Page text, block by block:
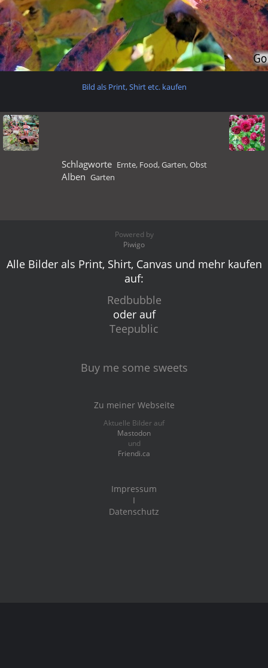
Bild als Print, Shirt etc. kaufen
Schlagworte Ernte, Food,Garten,Obst
Alben Garten
Powered by
Piwigo
Alle Bilder als Print, Shirt, Canvas und mehr kaufen
auf:
Redbubble
oder auf
Teepublic
Buy me some sweets
Zu meiner Webseite
Aktuelle Bilder auf
Mastodon
und
Friendi.ca
Impressum
I
Datenschutz